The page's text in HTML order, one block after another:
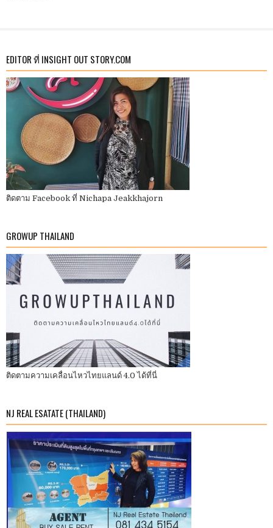
EDITOR ที่ INSIGHT OUT STORY.COM
ติดตาม Facebook ที่ Nichapa Jeakkhajorn
GROWUP THAILAND
ติดตามความเคลื่อนไหวไทยแลนด์ 4.0 ได้ที่นี่
NJ REAL ESATATE (THAILAND)